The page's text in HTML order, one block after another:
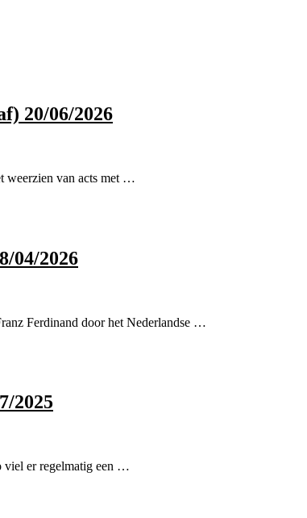
20/06/2026
weerzien van acts met …
04/2026
Ferdinand door het Nederlandse …
2025
viel er regelmatig een …